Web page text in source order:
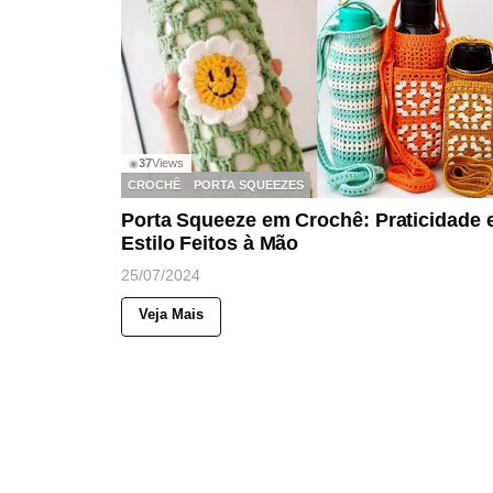
◉37Views
CROCHÊ
PORTA SQUEEZES
Porta Squeeze em Crochê: Praticidade
Estilo Feitos à Mão
25/07/2024
Veja Mais